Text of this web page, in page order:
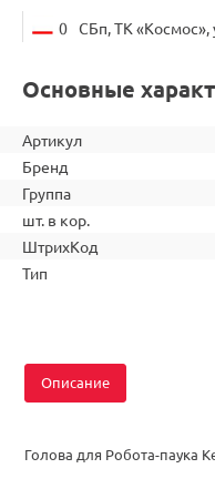
0 СБп, ТК «Космос»,
Основные
Артикул
Бренд
Группа
шт. в кор.
ШтрихКод
Тип
Описание
Голова для Робота-паука